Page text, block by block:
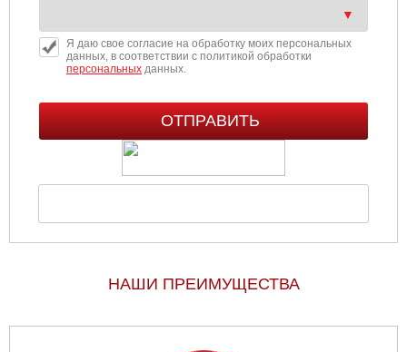
Я даю свое согласие на обработку моих персональных
данных, в соответствии с политикой обработки
персональныхданных.
НАШИ ПРЕИМУЩЕСТВА